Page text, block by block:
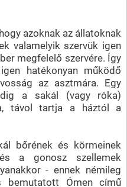
azoknak az állatoknak
valamelyik szervük igen
megfelelő szervére. Így
hatékonyan működő
az asztmára. Egy
a sakál (vagy róka)
távol tartja a háztól a
bőrének és körmeinek
a gonosz szellemek
- ennek némileg
bemutatott Ómen című